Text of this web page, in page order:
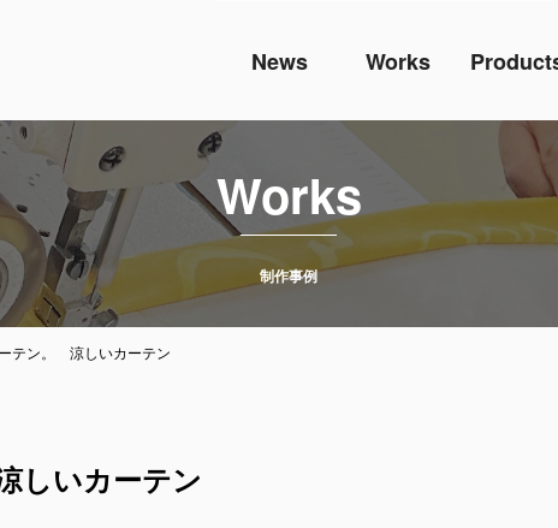
News Works
Works
制作事例
テン。 涼しいカーテン
しいカーテン